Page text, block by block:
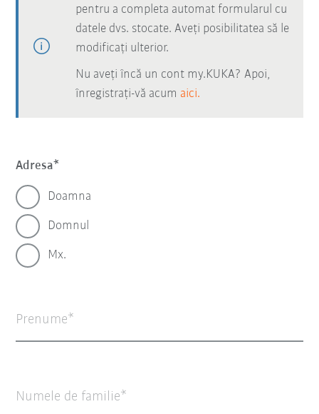
pentru a completa automat formularul cu
datele dvs. stocate. Aveți posibilitatea să le
modificați ulterior.
Nu aveți încă un cont my.KUKA? Apoi,
înregistrați-vă acum aici.
Adresa
Doamna
Domnul
Mx.
Prenume
Numele de familie